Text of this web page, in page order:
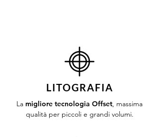
LITOGRAFIA
La migliore tecnologia Offset, massima
qualità per piccoli e grandi volumi.